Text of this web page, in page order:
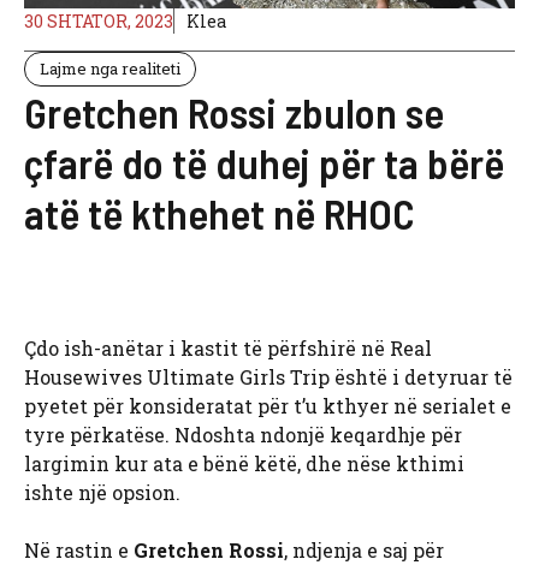
30 SHTATOR, 2023 Klea
Lajme nga realiteti
Gretchen Rossi zbulon se
çfarë do të duhej për ta bërë
atë të kthehet në RHOC
Çdo ish-anëtar i kastit të përfshirë në Real
Housewives Ultimate Girls Trip është i detyruar të
pyetet për konsideratat për t’u kthyer në serialet e
tyre përkatëse. Ndoshta ndonjë keqardhje për
largimin kur ata e bënë këtë, dhe nëse kthimi
ishte një opsion.
Në rastin e Gretchen Rossi, ndjenja e saj për